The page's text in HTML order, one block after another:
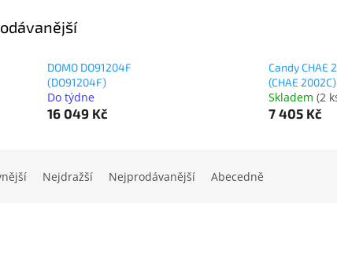
DOMO DO91204F
(DO91204F)
Do týdne
16 049 Kč
Candy CHAE
(CHAE 2002C)
Skladem (2
7 405 Kč
Nejdražší Nejprodávanější Abecedně